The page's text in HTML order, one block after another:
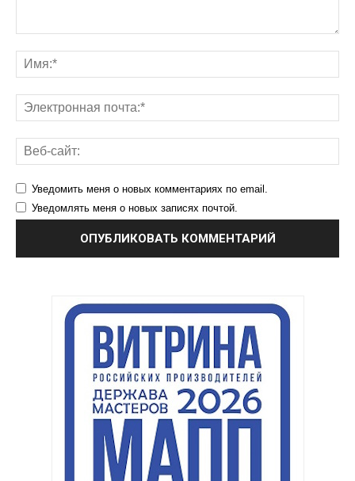
Уведомить меня о новых комментариях по email.
Уведомлять меня о новых записях почтой.